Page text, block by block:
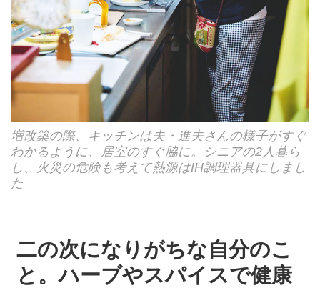
増改築の際、キッチンは夫・進夫さんの様子がすぐ
わかるように、居室のすぐ脇に。シニアの2人暮ら
し、火災の危険も考えて熱源はIH調理器具にしまし
た
二の次になりがちな自分のこ
と。ハーブやスパイスで健康